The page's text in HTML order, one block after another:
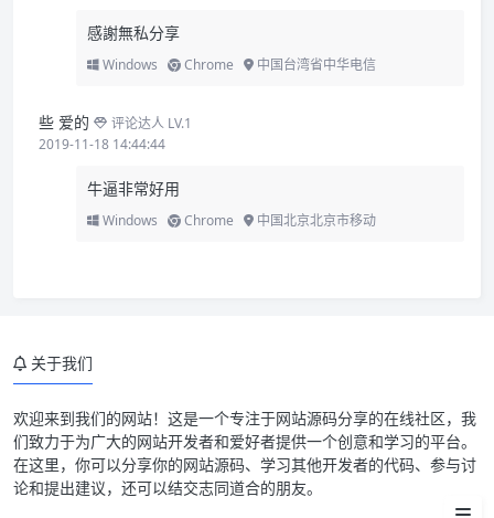
感謝無私分享
Windows Chrome 中国台湾省中华电信
些 爱的
评论达人 LV.1
2019-11-18 14:44:44
牛逼非常好用
Windows Chrome 中国北京北京市移动
漫画 CMS 网站源码简介
漫画 CMS 网站源码截屏
漫画 CMS 网站源码安装
关于我们
欢迎来到我们的网站！这是一个专注于网站源码分享的在线社区，我
们致力于为广大的网站开发者和爱好者提供一个创意和学习的平台。
在这里，你可以分享你的网站源码、学习其他开发者的代码、参与讨
论和提出建议，还可以结交志同道合的朋友。